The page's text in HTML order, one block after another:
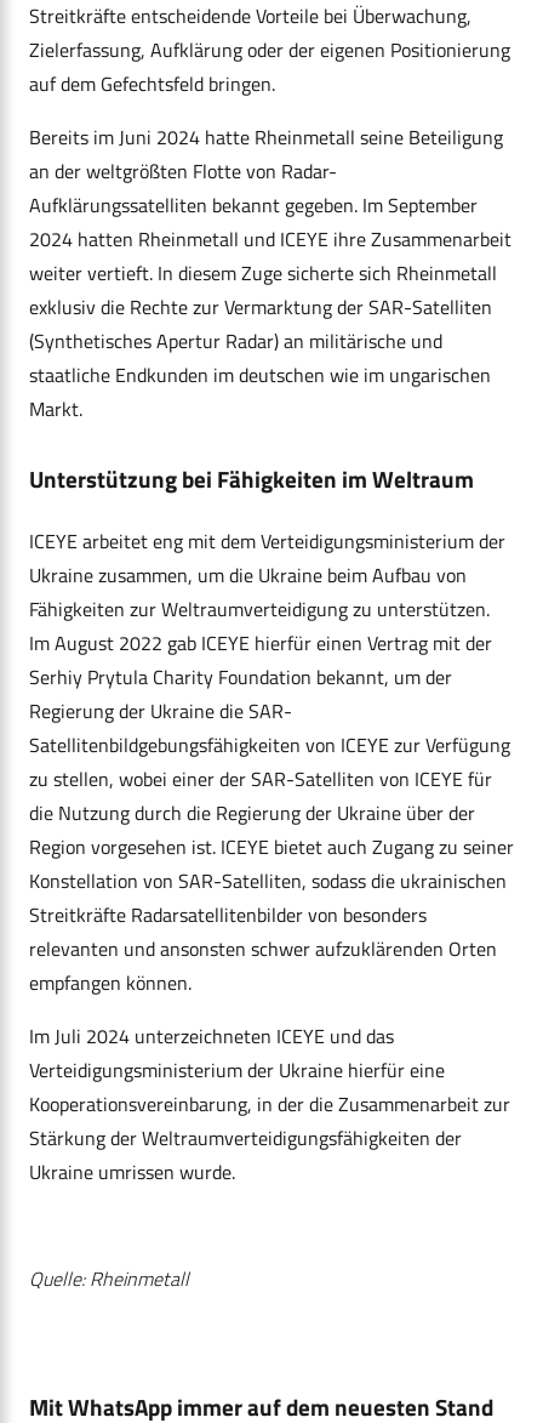
Streitkräfte entscheidende Vorteile bei Überwachung,
Zielerfassung, Aufklärung oder der eigenen Positionierung
auf dem Gefechtsfeld bringen.
Bereits im Juni 2024 hatte Rheinmetall seine Beteiligung
an der weltgrößten Flotte von Radar-
Aufklärungssatelliten bekannt gegeben. Im September
2024 hatten Rheinmetall und ICEYE ihre Zusammenarbeit
weiter vertieft. In diesem Zuge sicherte sich Rheinmetall
exklusiv die Rechte zur Vermarktung der SAR-Satelliten
(Synthetisches Apertur Radar) an militärische und
staatliche Endkunden im deutschen wie im ungarischen
Markt.
Unterstützung bei Fähigkeiten im Weltraum
ICEYE arbeitet eng mit dem Verteidigungsministerium der
Ukraine zusammen, um die Ukraine beim Aufbau von
Fähigkeiten zur Weltraumverteidigung zu unterstützen.
Im August 2022 gab ICEYE hierfür einen Vertrag mit der
Serhiy Prytula Charity Foundation bekannt, um der
Regierung der Ukraine die SAR-
Satellitenbildgebungsfähigkeiten von ICEYE zur Verfügung
zu stellen, wobei einer der SAR-Satelliten von ICEYE für
die Nutzung durch die Regierung der Ukraine über der
Region vorgesehen ist. ICEYE bietet auch Zugang zu seiner
Konstellation von SAR-Satelliten, sodass die ukrainischen
Streitkräfte Radarsatellitenbilder von besonders
relevanten und ansonsten schwer aufzuklärenden Orten
empfangen können.
Im Juli 2024 unterzeichneten ICEYE und das
Verteidigungsministerium der Ukraine hierfür eine
Kooperationsvereinbarung, in der die Zusammenarbeit zur
Stärkung der Weltraumverteidigungsfähigkeiten der
Ukraine umrissen wurde.
Quelle: Rheinmetall
Mit WhatsApp immer auf dem neuesten Stand